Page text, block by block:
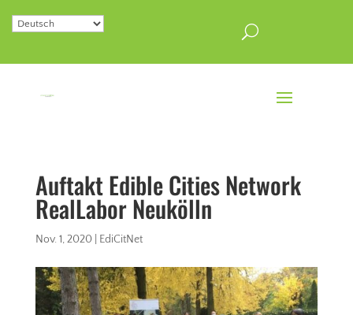
Auftakt Edible Cities Network
RealLabor Neukölln
Nov. 1, 2020| EdiCitNet